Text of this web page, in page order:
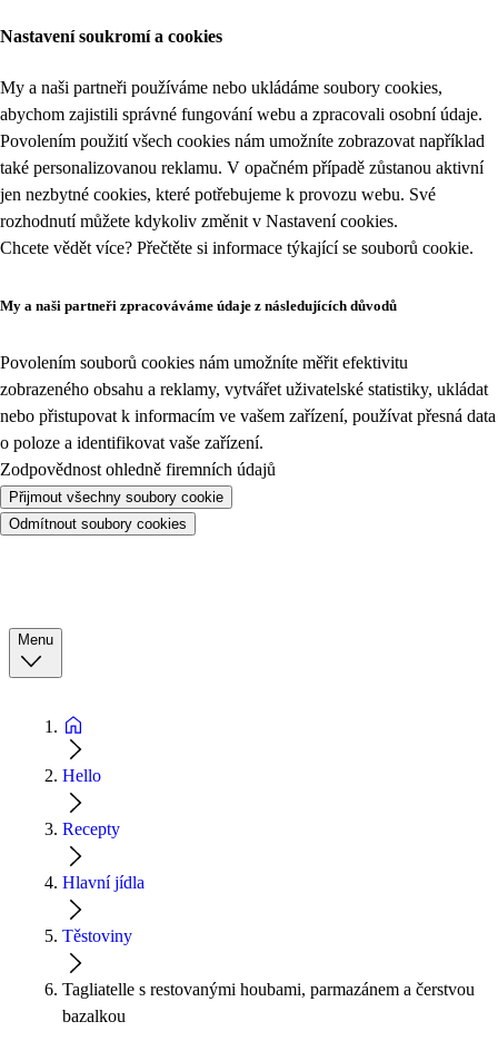
Nastavení soukromí a cookies
My a naši partneři používáme nebo ukládáme soubory cookies,
abychom zajistili správné fungování webu a zpracovali osobní údaje.
Povolením použití všech cookies nám umožníte zobrazovat například
také personalizovanou reklamu. V opačném případě zůstanou aktivní
jen nezbytné cookies, které potřebujeme k provozu webu. Své
rozhodnutí můžete kdykoliv změnit v Nastavení cookies.
Chcete vědět více? Přečtěte si informace týkající se souborů cookie.
My a naši partneři zpracováváme údaje z následujících důvodů
Povolením souborů cookies nám umožníte měřit efektivitu
zobrazeného obsahu a reklamy, vytvářet uživatelské statistiky, ukládat
nebo přistupovat k informacím ve vašem zařízení, používat přesná data
o poloze a identifikovat vaše zařízení.
Zodpovědnost ohledně firemních údajů
Přijmout všechny soubory cookie
Odmítnout soubory cookies
Menu
Hello
Recepty
Hlavní jídla
Těstoviny
Tagliatelle s restovanými houbami, parmazánem a čerstvou
bazalkou